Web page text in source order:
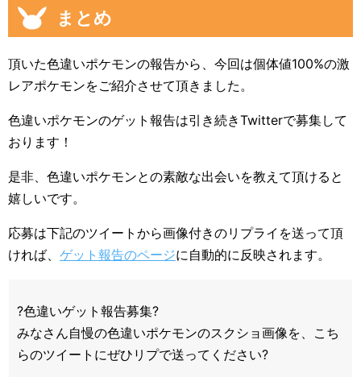
まとめ
頂いた色違いポケモンの報告から、今回は個体値100%の激
レアポケモンをご紹介させて頂きました。
色違いポケモンのゲット報告は引き続きTwitterで募集して
おります！
是非、色違いポケモンとの素敵な出会いを教えて頂けると
嬉しいです。
応募は下記のツイートから画像付きのリプライを送って頂
ければ、 ゲット報告のページに自動的に反映されます。
?色違いゲット報告募集?
みなさん自慢の色違いポケモンのスクショ画像を、こち
らのツイートにぜひリプで送ってください?